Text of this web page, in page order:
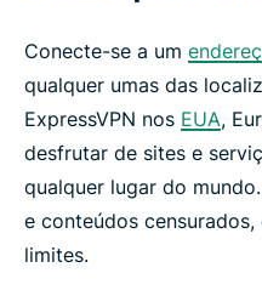
Conecte-se a um
qualquer umas das
ExpressVPN nos EUA,
desfrutar de sites e
qualquer lugar do
e conteúdos
limites.